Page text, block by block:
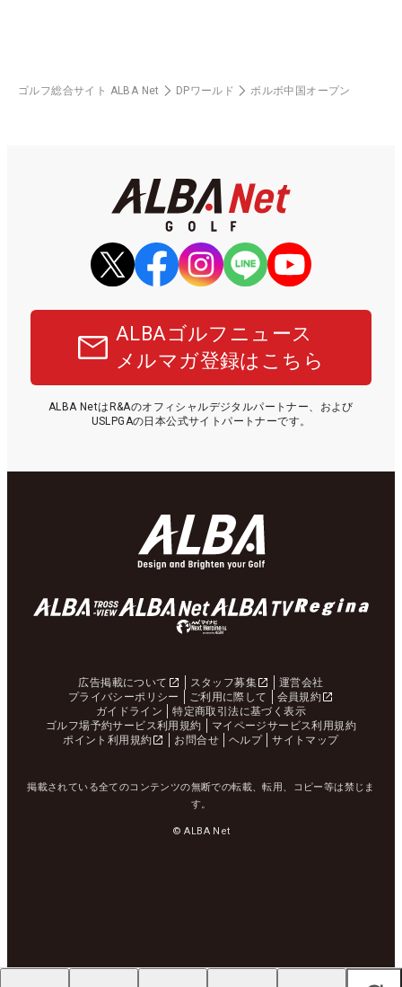
ゴルフ総合サイト ALBA Net DPワールド ボルボ中国オープン
ALBAゴルフニュース
メルマガ登録はこちら
ALBA NetはR&Aのオフィシャルデジタルパートナー、および
USLPGAの日本公式サイトパートナーです。
広告掲載について スタッフ募集
運営会社
プライバシーポリシー
ご利用に際して
会員規約
ガイドライン
特定商取引法に基づく表示
ゴルフ場予約サービス利用規約
マイページサービス利用規約
ポイント利用規約
お問合せ ヘルプ サイトマップ
掲載されている全てのコンテンツの無断での転載、転用、コピー等は禁じま
す。
© ALBA Net